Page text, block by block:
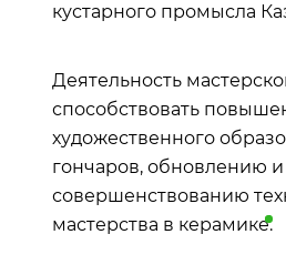
кустарного промысла
Деятельность
способствовать
художественного
гончаров, обновлению и
совершенствованию
мастерства в керамике.